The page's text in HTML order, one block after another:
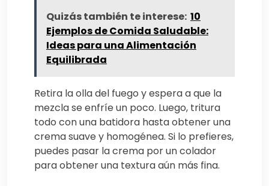
Quizás también te interese: 10
Ejemplos de Comida Saludable:
Ideas para una Alimentación
Equilibrada
Retira la olla del fuego y espera a que la
mezcla se enfríe un poco. Luego, tritura
todo con una batidora hasta obtener una
crema suave y homogénea. Si lo prefieres,
puedes pasar la crema por un colador
para obtener una textura aún más fina.